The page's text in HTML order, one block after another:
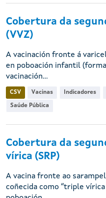
Cobertura da
(VVZ)
A vacinación fronte á
en poboación infantil
vacinación...
CSV Vacinas Indicadores
Saúde Pública
Cobertura da
vírica (SRP)
A vacina fronte ao
coñecida como “triple vírica